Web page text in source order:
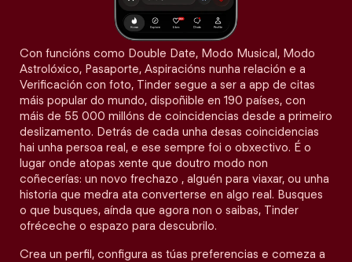
Con funcións como Double Date, Modo Musical, Modo
Astrolóxico, Pasaporte, Aspiracións nunha relación e a
Verificación con foto, Tinder segue a ser a app de citas
máis popular do mundo, dispoñible en 190 países, con
máis de 55 000 millóns de coincidencias desde a primeiro
deslizamento. Detrás de cada unha desas coincidencias
hai unha persoa real, e ese sempre foi o obxectivo. É o
lugar onde atopas xente que doutro modo non
coñecerías: un novo frechazo , alguén para viaxar, ou unha
historia que medra ata converterse en algo real. Busques
o que busques, aínda que agora non o saibas, Tinder
ofréceche o espazo para descubrilo.
Crea un perfil, configura as túas preferencias e comeza a